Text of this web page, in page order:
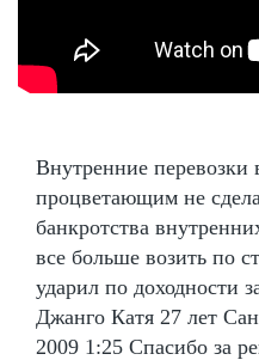
Внутренние перевозки
процветающим не
банкротства
все больше возить по
ударил по доходности
Джанго Катя 27 лет
2009 1:25 Спасибо за